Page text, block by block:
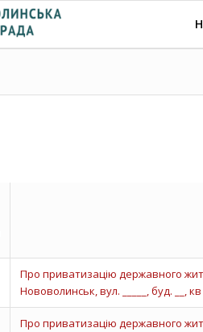
Про приватизацію державного
Нововолинськ, вул. _____, буд. __, кв
Про приватизацію державного